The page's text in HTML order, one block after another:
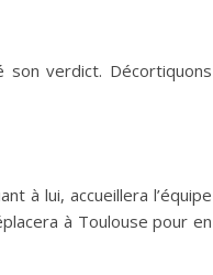
verdict. Décortiquons
à lui, accueillera l’équipe
à Toulouse pour en